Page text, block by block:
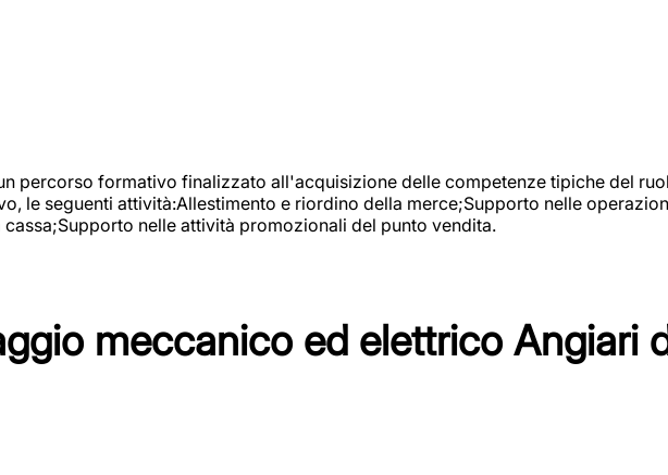
percorso formativo finalizzato all'acquisizione delle competenze tipiche del
le seguenti attività:Allestimento e riordino della merce;Supporto nelle
nelle attività promozionali del punto vendita.
meccanico ed elettrico Angiari